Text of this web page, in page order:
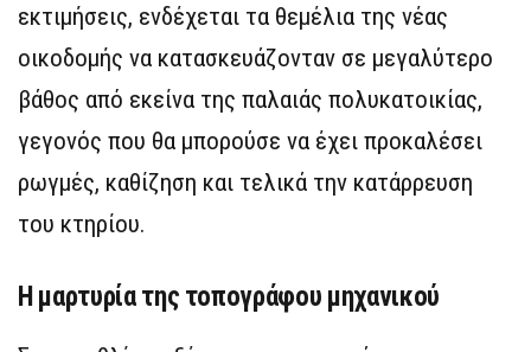
εκτιμήσεις, ενδέχεται τα θεμέλια της νέας
οικοδομής να κατασκευάζονταν σε μεγαλύτερο
βάθος από εκείνα της παλαιάς πολυκατοικίας,
γεγονός που θα μπορούσε να έχει προκαλέσει
ρωγμές, καθίζηση και τελικά την κατάρρευση
του κτηρίου.
Η μαρτυρία της τοπογράφου μηχανικού